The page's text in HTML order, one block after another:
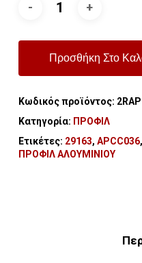
Προσθήκη Στο
Κωδικός προϊόντος:
Κατηγορία: ΠΡΟΦΙΛ
Ετικέτες: 29163, APCC036,
ΠΡΟΦΙΛ ΑΛΟΥΜΙΝΙΟΥ